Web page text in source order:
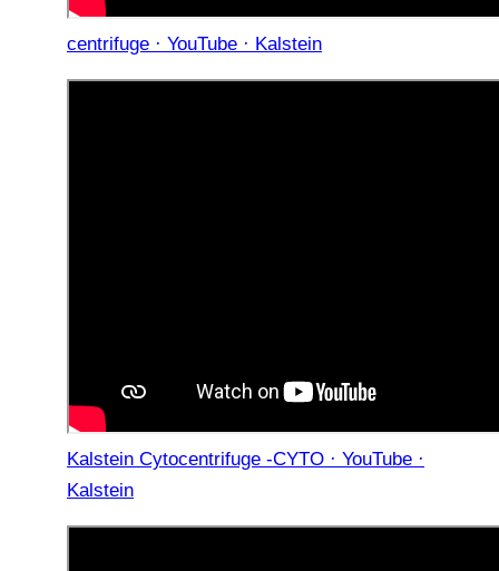
centrifuge · YouTube · Kalstein
Kalstein Cytocentrifuge -CYTO · YouTube ·
Kalstein